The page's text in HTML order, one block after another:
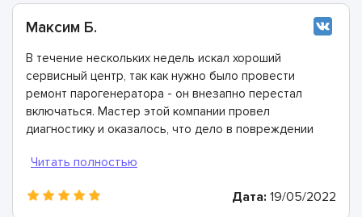
Максим Б.
В течение нескольких недель искал хороший
сервисный центр, так как нужно было провести
ремонт парогенератора - он внезапно перестал
включаться. Мастер этой компании провел
диагностику и оказалось, что дело в повреждении
невооружённым взглядом, так как он защищён
с проблемой всего за час.
Дата: 19/05/2022